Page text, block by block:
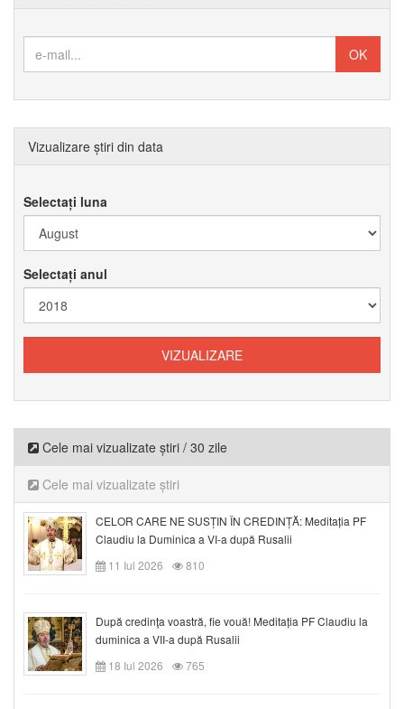
Vizualizare știri din data
Selectați luna
Selectați anul
Cele mai vizualizate știri / 30 zile
Cele mai vizualizate știri
CELOR CARE NE SUSȚIN ÎN CREDINȚĂ: Meditația PF
Claudiu la Duminica a VI-a după Rusalii
11 Iul 2026
810
După credinţa voastră, fie vouă! Meditația PF Claudiu la
duminica a VII-a după Rusalii
18 Iul 2026
765